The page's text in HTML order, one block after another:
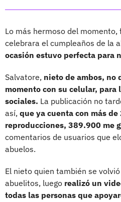
Lo más hermoso del momento,
celebrara el cumpleaños de la
ocasión estuvo perfecta para
Salvatore, nieto de ambos, no
momento con su celular,
sociales. La publicación no
así, que ya cuenta con más
reproducciones, 389.900 me
comentarios de usuarios que
abuelos.
El nieto quien también se
abuelitos, luego realizó un
todas las personas que